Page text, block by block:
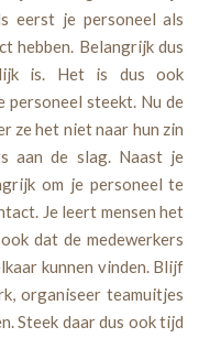
eerst je personeel als
hebben. Belangrijk dus
is. Het is dus ook
personeel steekt. Nu de
ze het niet naar hun zin
aan de slag. Naast je
om je personeel te
Je leert mensen het
dat de medewerkers
kunnen vinden. Blijf
organiseer teamuitjes
Steek daar dus ook tijd